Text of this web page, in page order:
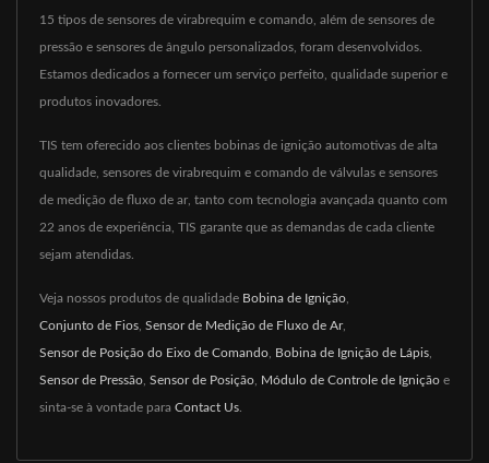
15 tipos de sensores de virabrequim e comando, além de sensores de
pressão e sensores de ângulo personalizados, foram desenvolvidos.
Estamos dedicados a fornecer um serviço perfeito, qualidade superior e
produtos inovadores.
TIS tem oferecido aos clientes bobinas de ignição automotivas de alta
qualidade, sensores de virabrequim e comando de válvulas e sensores
de medição de fluxo de ar, tanto com tecnologia avançada quanto com
22 anos de experiência, TIS garante que as demandas de cada cliente
sejam atendidas.
Veja nossos produtos de qualidade Bobina de Ignição
Conjunto de Fios Sensor de Medição de Fluxo de Ar,
Sensor de Posição do Eixo de Comando Bobina de Ignição de Lápis
Sensor de Pressão Sensor de Posição Módulo de Controle de Ignição e
sinta-se à vontade para Contact Us